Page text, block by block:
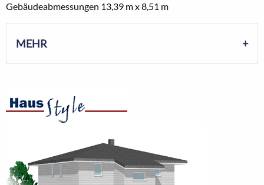
Gebäudeabmessungen 13,39 m x 8,51 m
MEHR